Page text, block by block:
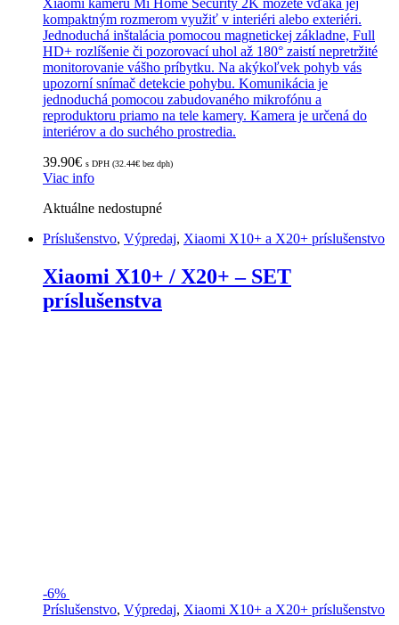
Xiaomi kameru Mi Home Security 2K môžete vďaka jej
kompaktným rozmerom využiť v interiéri alebo exteriéri.
Jednoduchá inštalácia pomocou magnetickej základne, Full
HD+ rozlíšenie či pozorovací uhol až 180° zaistí nepretržité
monitorovanie vášho príbytku. Na akýkoľvek pohyb vás
upozorní snímač detekcie pohybu. Komunikácia je
jednoduchá pomocou zabudovaného mikrofónu a
reproduktoru priamo na tele kamery. Kamera je určená do
interiérov a do suchého prostredia.
39.90€ s DPH (32.44€ bez dph)
Viac info
Aktuálne nedostupné
Príslušenstvo, Výpredaj, Xiaomi X10+ a X20+ príslušenstvo
Xiaomi X10+ / X20+ – SET
príslušenstva
-6%
Príslušenstvo, Výpredaj, Xiaomi X10+ a X20+ príslušenstvo